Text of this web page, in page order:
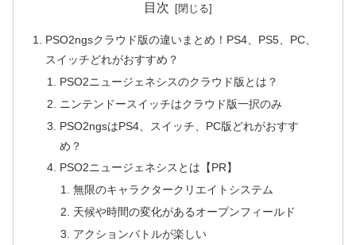
目次
PSO2ngsクラウド版の違いまとめ！PS4、PS5、PC、
スイッチどれがおすすめ？
PSO2ニュージェネシスのクラウド版とは？
ニンテンドースイッチはクラウド版一択のみ
PSO2ngsはPS4、スイッチ、PC版どれがおすす
め？
PSO2ニュージェネシスとは【PR】
無限のキャラクタークリエイトシステム
天候や時間の変化があるオープンフィールド
アクションバトルが楽しい